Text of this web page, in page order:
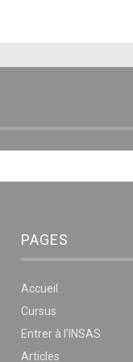
PAGES
Accueil
Cursus
Entrer à l’INSAS
Articles